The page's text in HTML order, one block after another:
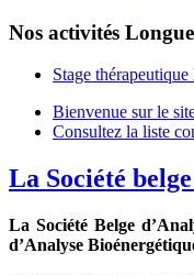
Nos activités
Stage
Bienvenue sur le
Consultez la liste
La Société
La Société Belge
d’Analyse